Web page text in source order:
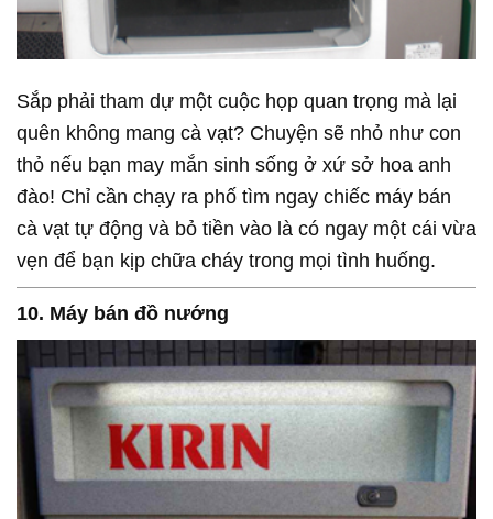
Sắp phải tham dự một cuộc họp quan trọng mà lại
quên không mang cà vạt? Chuyện sẽ nhỏ như con
thỏ nếu bạn may mắn sinh sống ở xứ sở hoa anh
đào! Chỉ cần chạy ra phố tìm ngay chiếc máy bán
cà vạt tự động và bỏ tiền vào là có ngay một cái vừa
vẹn để bạn kịp chữa cháy trong mọi tình huống.
10. Máy bán đồ nướng